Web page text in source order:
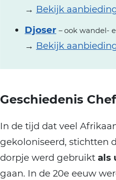
→ Bekijk
Djoser – ook wandel-
→ Bekijk
Geschiedenis
In de tijd dat veel
gekoloniseerd, stichtten
dorpje werd gebruikt als
gaan. In de 20e eeuw